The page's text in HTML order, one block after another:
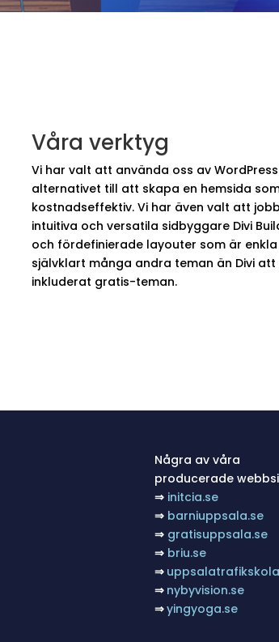
Våra verktyg
Vi har valt att använda oss av
alternativet till att skapa en hemsida
kostnadseffektiv. Vi har även valt att
intuitiva och versatila sidbyggare Divi
och fördefinierade layouter som är
självklart många andra teman än Divi
inkluderat gratis-teman.
Några av våra
producerade
⇒ initcia.se
⇒ barniuppsala.se
⇒ gratisuppsala.se
⇒ briu.se
⇒
⇒ nybyvision.se
⇒yingyoga.se